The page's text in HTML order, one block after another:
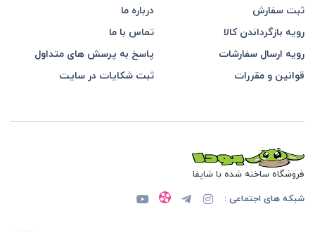
ثبت سفارش
درباره ما
رویه بازگرداندن کالا
تماس با ما
رویه ارسال سفارشات
پاسخ به پرسش های متداول
قوانین و مقررات
ثبت شکایات در سایت
فروشگاه ساخته شده با شاپفا
شبکه های اجتماعی :